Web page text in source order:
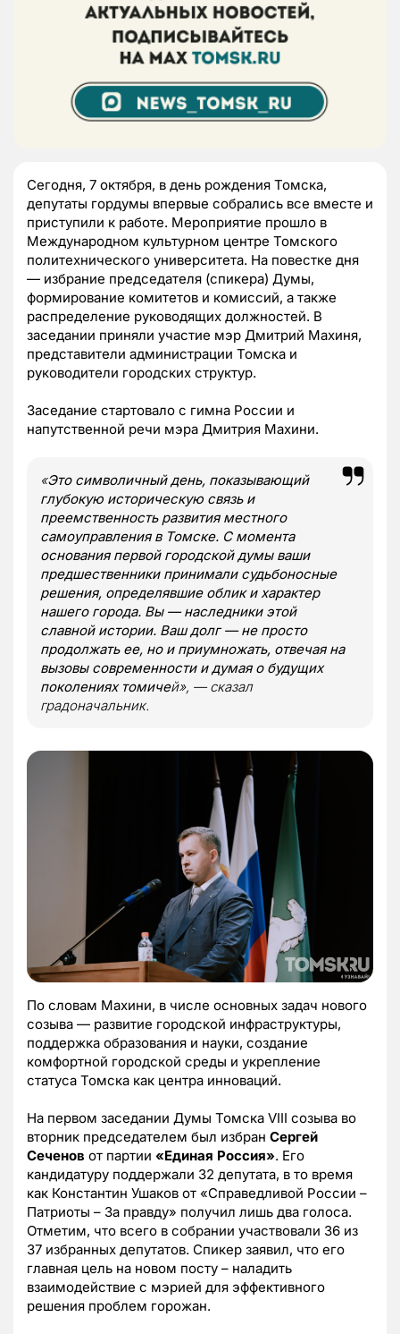
Сегодня, 7 октября, в день рождения Томска,
депутаты гордумы впервые собрались все вместе и
приступили к работе. Мероприятие прошло в
Международном культурном центре Томского
политехнического университета. На повестке дня
— избрание председателя (спикера) Думы,
формирование комитетов и комиссий, а также
распределение руководящих должностей. В
заседании приняли участие мэр Дмитрий Махиня,
представители администрации Томска и
руководители городских структур.
Заседание стартовало с гимна России и
напутственной речи мэра Дмитрия Махини.
«Это символичный день, показывающий
глубокую историческую связь и
преемственность развития местного
самоуправления в Томске. С момента
основания первой городской думы ваши
предшественники принимали судьбоносные
решения, определявшие облик и характер
нашего города. Вы — наследники этой
славной истории. Ваш долг — не просто
продолжать ее, но и приумножать, отвечая на
вызовы современности и думая о будущих
поколениях томичей», — сказал
градоначальник.
По словам Махини, в числе основных задач нового
созыва — развитие городской инфраструктуры,
поддержка образования и науки, создание
комфортной городской среды и укрепление
статуса Томска как центра инноваций.
На первом заседании Думы Томска VIII созыва во
вторник председателем был избран Сергей
Сеченов от партии «Единая Россия». Его
кандидатуру поддержали 32 депутата, в то время
как Константин Ушаков от «Справедливой России –
Патриоты – За правду» получил лишь два голоса.
Отметим, что всего в собрании участвовали 36 из
37 избранных депутатов. Спикер заявил, что его
главная цель на новом посту – наладить
взаимодействие с мэрией для эффективного
решения проблем горожан.